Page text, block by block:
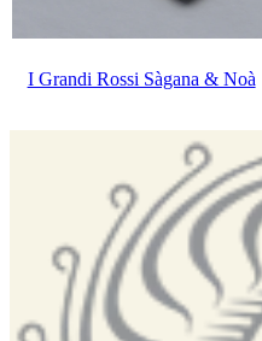
I Grandi Rossi Sàgana & Noà